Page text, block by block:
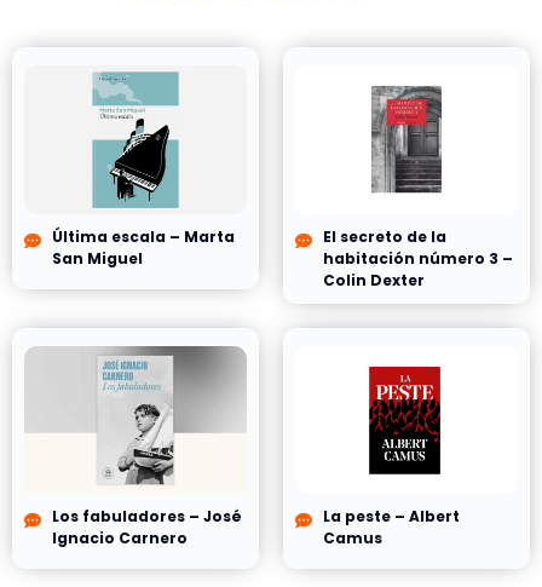
Última escala – Marta
San Miguel
El secreto de la
habitación número 3 –
Colin Dexter
Los fabuladores – José
Ignacio Carnero
La peste – Albert
Camus